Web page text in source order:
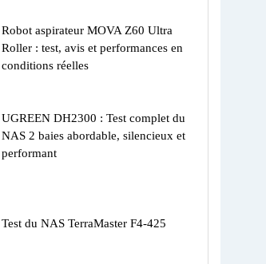
Robot aspirateur MOVA Z60 Ultra
Roller : test, avis et performances en
conditions réelles
UGREEN DH2300 : Test complet du
NAS 2 baies abordable, silencieux et
performant
Test du NAS TerraMaster F4-425